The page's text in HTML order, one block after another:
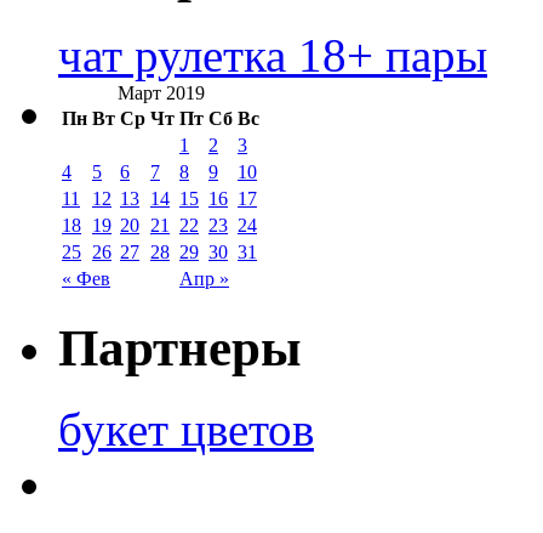
чат рулетка 18+ пары
Март 2019
Пн Вт Ср Чт Пт Сб Вс
« Фев Апр »
1 2
3
4
5 6 7 8 9
10
11
12 13 14 15 16 17
18 19 20 21 22 23 24
25 26 27 28 29 30 31
Партнеры
букет цветов